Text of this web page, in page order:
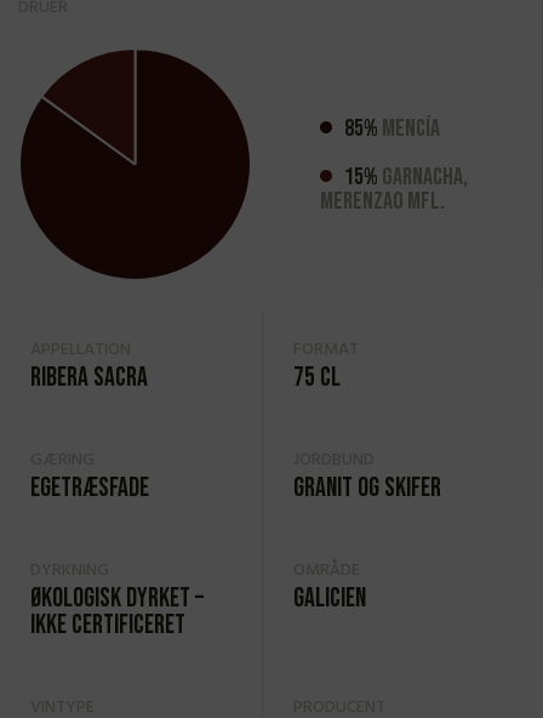
85% Mencía
15% Garnacha,
Merenzao mfl.
Ribera Sacra 75 cl
Egetræsfade Granit og skifer
Økologisk dyrket –
ikke certificeret
Galicien